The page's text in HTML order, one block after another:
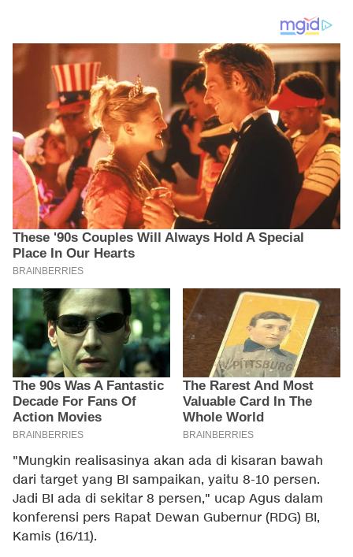
"Mungkin realisasinya akan ada di kisaran bawah
dari target yang BI sampaikan, yaitu 8-10 persen.
Jadi BI ada di sekitar 8 persen," ucap Agus dalam
konferensi pers Rapat Dewan Gubernur (RDG) BI,
Kamis (16/11).